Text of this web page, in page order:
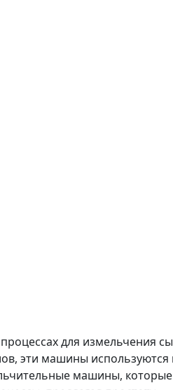
для измельчения
эти машины
машины, которые